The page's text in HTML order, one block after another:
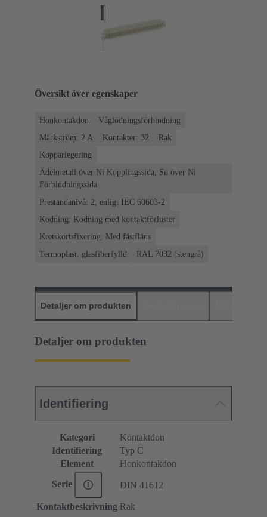
Översikt över egenskaper
Honkontakdon
Våglödningsförbindning
Märkström: ‌2 A
Kontakter: 32
Rak
Kopparlegering
Ädelmetall över Ni Kopplingssida, Sn över Ni
Förbindningssida
Prestandanivå: 2, enligt IEC 60603-2
Kodning: Kodning med kontaktförluster
Kretskortsfixering: Med fästfläns
Termoplast, glasfiberfylld
RAL 7032 (stengrå)
Detaljer om produkten
Detaljer om produkten
Identifiering
Kategori
Kontaktdon
Identifiering
Typ C
Element
Honkontakdon
Serie DIN 41612
Kontaktbeskrivning Rak